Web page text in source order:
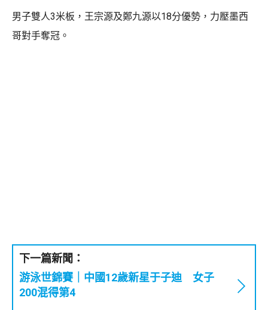
男子雙人3米板，王宗源及鄭九源以18分優勢，力壓墨西
哥對手奪冠。
下一篇新聞：
游泳世錦賽｜中國12歲新星于子迪 女子
200混得第4